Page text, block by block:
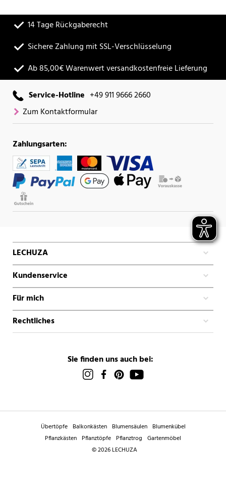
14 Tage Rückgaberecht
Sichere Zahlung mit SSL-Verschlüsselung
Ab 85,00€ Warenwert versandkostenfreie Lieferung
Service-Hotline +49 911 9666 2660
Zum Kontaktformular
Zahlungsarten:
LECHUZA
Kundenservice
Für mich
Rechtliches
Sie finden uns auch bei:
Übertöpfe Balkonkästen Blumensäulen Blumenkübel
Pflanzkästen Pflanztöpfe Pflanztrog Gartenmöbel
© 2026 LECHUZA